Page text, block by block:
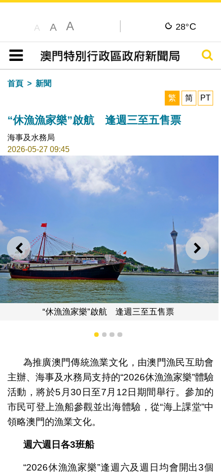
A A A 28°C
目錄
搜尋
首頁
新聞
繁
简 PT
“休漁漁家樂”啟航 逢週三至五售票
海事及水務局
2026-05-27 09:45
上一則 下一
各種漁具、設備、漁船
1 2 3 4
為推廣澳門傳統漁業文化，由澳門漁民互助會
主辦、海事及水務局支持的“2026休漁漁家樂”體驗
活動，將於5月30日至7月12日期間舉行。參加的
市民可登上漁船參觀並出海體驗，從“海上課堂”中
領略澳門的漁業文化。
週六週日各3班船
“2026休漁漁家樂”逢週六及週日均會開出3個